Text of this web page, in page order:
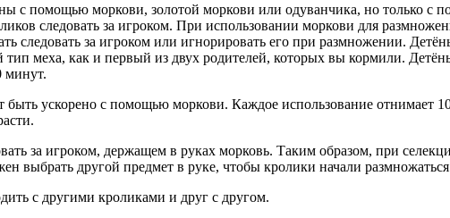
с помощью моркови, золотой моркови или одуванчика, но только с
следовать за игроком. При использовании моркови для
следовать за игроком или игнорировать его при размножении.
меха, как и первый из двух родителей, которых вы кормили.
минут.
быть ускорено с помощью моркови. Каждое использование отнимает
за игроком, держащем в руках морковь. Таким образом, при
выбрать другой предмет в руке, чтобы кролики начали
с другими кроликами и друг с другом.